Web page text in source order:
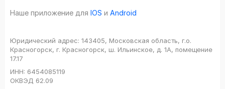
Наше приложение для IOS и Android
Юридический адрес: 143405, Московская область, г.о.
Красногорск, г. Красногорск, ш. Ильинское, д. 1А, помещение
17.17
ИНН: 6454085119
ОКВЭД 62.09